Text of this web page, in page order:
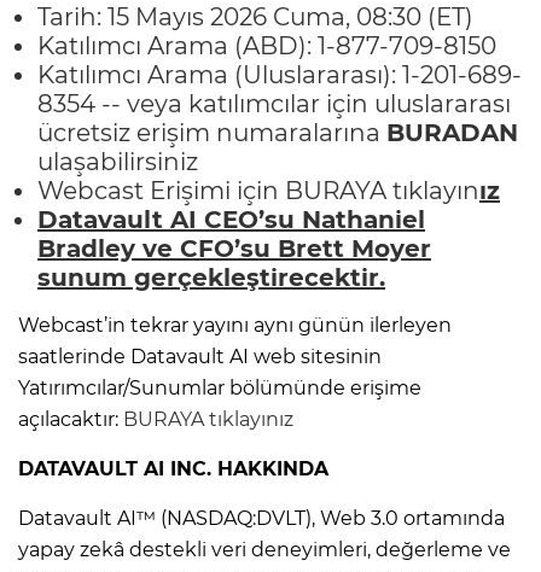
Tarih: 15 Mayıs 2026 Cuma, 08:30 (ET)
Katılımcı Arama (ABD): 1-877-709-8150
Katılımcı Arama (Uluslararası): 1-201-689-
8354 -- veya katılımcılar için uluslararası
ücretsiz erişim numaralarına BURADAN
ulaşabilirsiniz
Webcast Erişimi için BURAYA tıklayınız
Datavault AI CEO’su Nathaniel
Bradley ve CFO’su Brett Moyer
sunum gerçekleştirecektir.
Webcast’in tekrar yayını aynı günün ilerleyen
saatlerinde Datavault AI web sitesinin
Yatırımcılar/Sunumlar bölümünde erişime
açılacaktır: BURAYA tıklayınız
DATAVAULT AI INC. HAKKINDA
Datavault AI™ (NASDAQ:DVLT), Web 3.0 ortamında
yapay zekâ destekli veri deneyimleri, değerleme ve